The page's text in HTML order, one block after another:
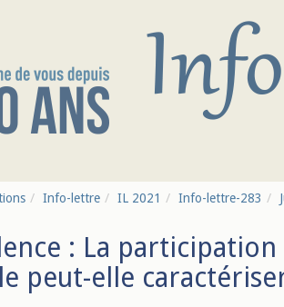
Info-lettre IL 2021 Info-lettre-283
: La
peut-elle